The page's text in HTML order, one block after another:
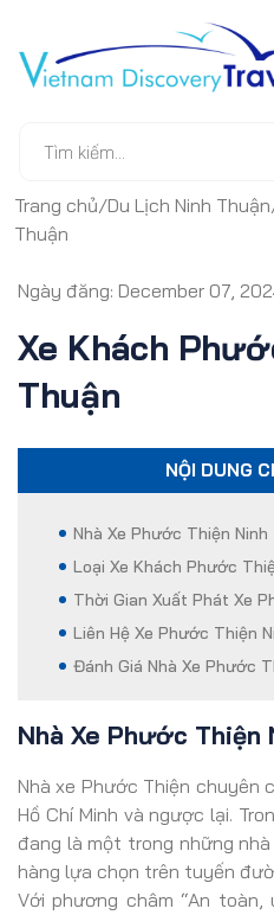
Trang chủ/Du Lịch Ninh Thuận
Thuận
Ngày đăng: December 07,
Xe Khách
Thuận
NỘI DUNG
Nhà Xe Phước Thiện Ninh
Loại Xe Khách Phước
Thời Gian Xuất Phát Xe
Liên Hệ Xe Phước Thiện
Đánh Giá Nhà Xe Phước
Nhà Xe Phước Thiện
Nhà xe Phước Thiện chuyên
Hồ Chí Minh và ngược lại.
đang là một trong những
hàng lựa chọn trên tuyến
Với phương châm “An